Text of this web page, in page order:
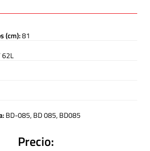
(cm):81
62L
BD-085, BD 085, BD085
Precio: